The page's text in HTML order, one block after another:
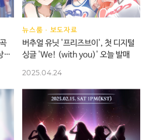
뉴스룸 · 보도자료
2025.04.24
버추얼 유닛 '프리즈브이', 첫 디지털
싱글 'We! (with you)' 오늘 발매